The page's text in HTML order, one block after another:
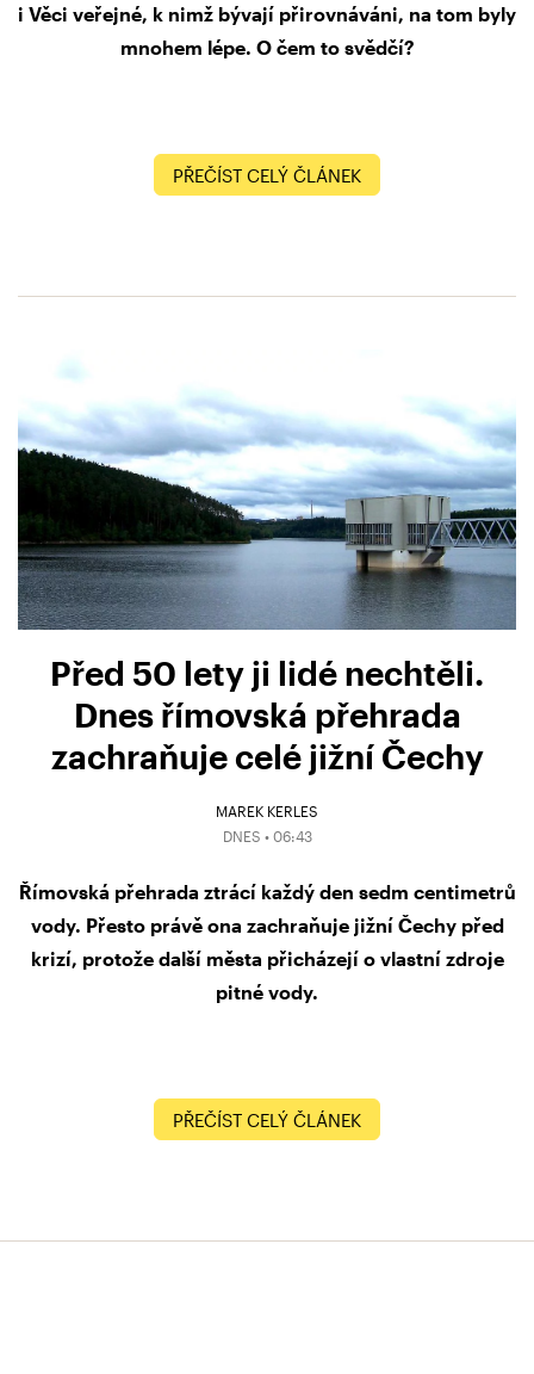
i Věci veřejné, k nimž bývají přirovnáváni, na tom byly
mnohem lépe. O čem to svědčí?
PŘEČÍST CELÝ ČLÁNEK
Před 50 lety ji lidé nechtěli.
Dnes římovská přehrada
zachraňuje celé jižní Čechy
MAREK KERLES
DNES • 06:43
Římovská přehrada ztrácí každý den sedm centimetrů
vody. Přesto právě ona zachraňuje jižní Čechy před
krizí, protože další města přicházejí o vlastní zdroje
pitné vody.
PŘEČÍST CELÝ ČLÁNEK